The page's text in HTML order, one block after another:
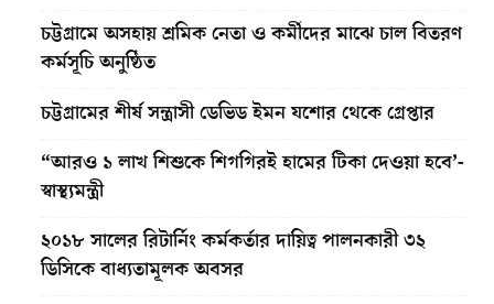
চট্টগ্রামে অসহায় শ্রমিক নেতা ও কর্মীদের মাঝে চাল বিতরণ
কর্মসূচি অনুষ্ঠিত
চট্টগ্রামের শীর্ষ সন্ত্রাসী ডেভিড ইমন যশোর থেকে গ্রেপ্তার
“আরও ১ লাখ শিশুকে শিগগিরই হামের টিকা দেওয়া হবে’-
স্বাস্থ্যমন্ত্রী
২০১৮ সালের রিটার্নিং কর্মকর্তার দায়িত্ব পালনকারী ৩২
ডিসিকে বাধ্যতামূলক অবসর